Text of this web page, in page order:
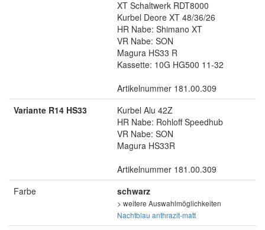
XT Schaltwerk RDT8000
Kurbel Deore XT 48/36/26
HR Nabe: Shimano XT
VR Nabe: SON
Magura HS33 R
Kassette: 10G HG500 11-32
Artikelnummer 181.00.309
Variante R14 HS33
Kurbel Alu 42Z
HR Nabe: Rohloff Speedhub
VR Nabe: SON
Magura HS33R
Artikelnummer 181.00.309
Farbe
schwarz
> weitere Auswahlmöglichkeiten
Nachtblau anthrazit-matt